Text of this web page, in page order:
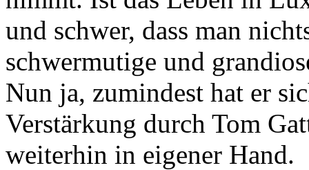
und schwer, dass man
schwermutige und
Nun ja, zumindest hat er
Verstärkung durch Tom
weiterhin in eigener Hand.